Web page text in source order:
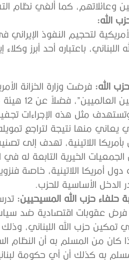
وعائلاتهم، كما أُلغي نظام
الله:
لتحجيم النفوذ
باعتباره أحد أبرز
ووصفتهم
مثل هذه الإجراءات
يعاني منها نتيجة لتراجع
اللاتينية، تهدف إلى
الخيرية التابعة له في
أمريكا اللاتينية، خاصة
الأساسية للحزب.
عقوبات اقتصادية ضد
تمكين حزب الله اللبناني،
كان من المسلم به أن النظام
به كذلك أن أي حكومة